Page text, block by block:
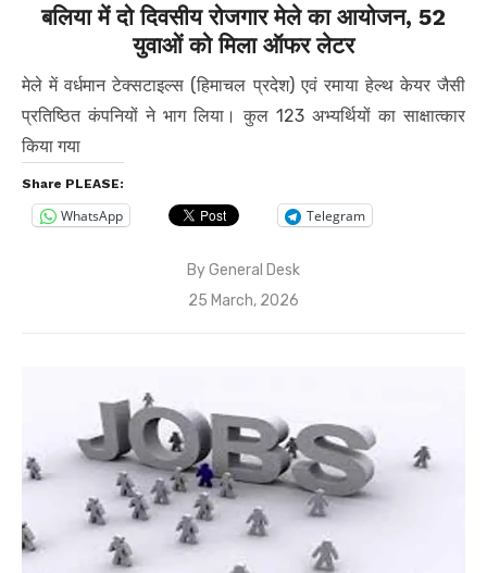
बलिया में दो दिवसीय रोजगार मेले का आयोजन, 52
युवाओं को मिला ऑफर लेटर
मेले में वर्धमान टेक्सटाइल्स (हिमाचल प्रदेश) एवं रमाया हेल्थ केयर जैसी
प्रतिष्ठित कंपनियों ने भाग लिया। कुल 123 अभ्यर्थियों का साक्षात्कार
किया गया
Share PLEASE:
WhatsApp Telegram
ByGeneral Desk
Posted
25 March, 2026